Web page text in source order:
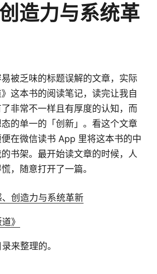
造力与系统革
被乏味的标题误解的文章，实际
这本书的阅读笔记，读完让我自
非常不一样且有厚度的认知，而
的单一的「创新」。看这个文章
在微信读书 App 里将这本书的中
书架。最开始读文章的时候，人
，随意打开了一篇。
、创造力与系统革新
》
来整理的。